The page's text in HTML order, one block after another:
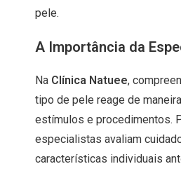
pele.
A Importância da
Na Clínica Natuee,
tipo de pele reage de
estímulos e procedimentos.
especialistas avaliam
características individuais